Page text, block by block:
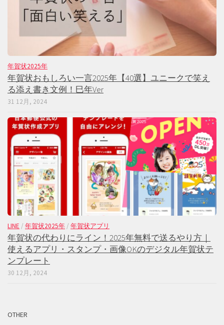
年賀状2025年
年賀状おもしろい一言2025年【40選】ユニークで笑え
る添え書き文例！巳年Ver
31 12月, 2024
LINE / 年賀状2025年 / 年賀状アプリ
年賀状の代わりにライン！2025年無料で送るやり方｜
使えるアプリ・スタンプ・画像OKのデジタル年賀状テ
ンプレート
30 12月, 2024
OTHER